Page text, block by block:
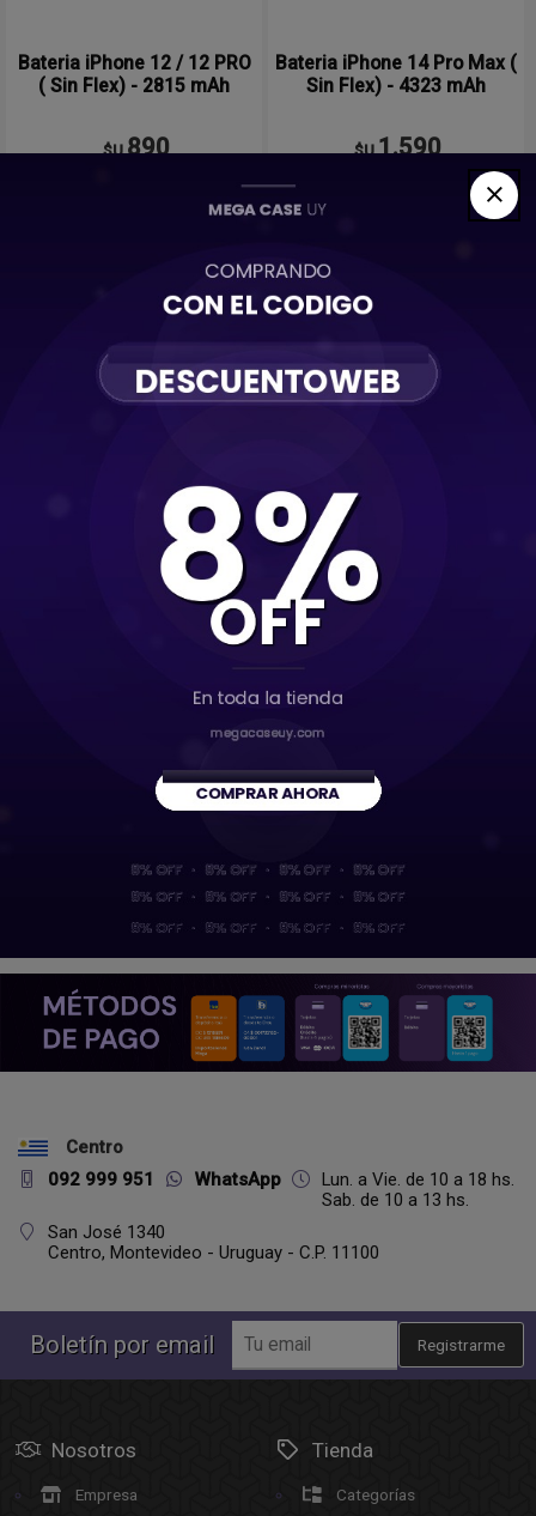
Baterías ( Sin flex)
Flex de volúmen
Más vendidos
Bateria iPhone 11 ( Sin Flex) - 3110 mAh
Bateria iPhone 12 / 12 PRO
( Sin Flex) - 2815 mAh
$U890
Bateria iPhone 14 Pro Max (
Sin Flex) - 4323 mAh
$U1.590
Baterías ( Sin flex)
Centro
092 999 951
WhatsApp
Lun. a Vie. de 10 a 18 hs.
Sab. de 10 a 13 hs.
San José 1340
Centro, Montevideo - Uruguay - C.P. 11100
Boletín por email Registrarme
Nosotros
Empresa
Tienda
Categorías